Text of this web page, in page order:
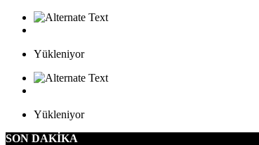
Yükleniyor
Yükleniyor
SON DAKİKA